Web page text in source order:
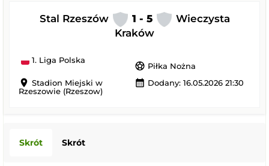
Stal Rzeszów 1 - 5
Wieczysta
Kraków
1. Liga Polska
sports_soccer Piłka Nożna
location_on Stadion Miejski w
Rzeszowie (Rzeszow)
calendar_month Dodany: 16.05.2026 21:30
Skrót Skrót